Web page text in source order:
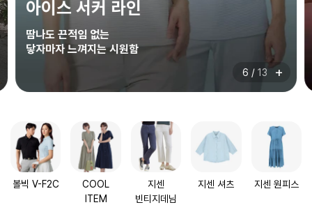
아이스 서커 라인
땀나도 끈적임 없는
닿자마자 느껴지는 시원함
6 / 13 +
볼빅 V-F2C
COOL
ITEM
지센
빈티지데님
지센 셔츠 지센 원피스